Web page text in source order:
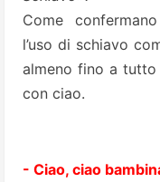
Come
l’uso di schiavo
almeno fino a tutto
con ciao.
- Ciao, ciao